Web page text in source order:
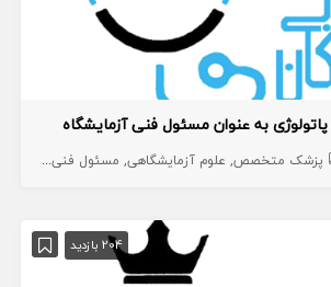
به عنوان مسئول فنی آزمایشگاه
پزشک متخصص علوم آزمایشگاهی مسئول فنی آزمایشگاه
204 بازدید